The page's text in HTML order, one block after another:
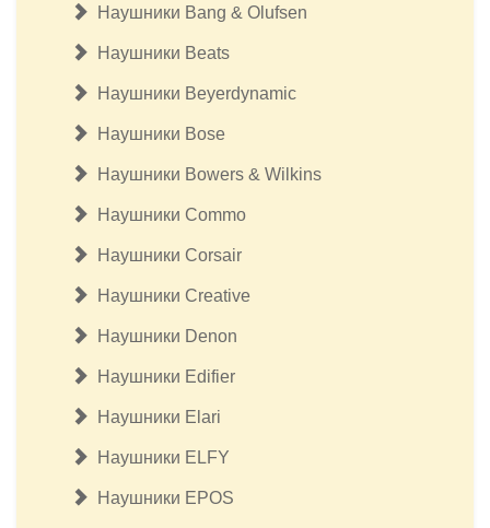
Наушники Bang & Olufsen
Наушники Beats
Наушники Beyerdynamic
Наушники Bose
Наушники Bowers & Wilkins
Наушники Commo
Наушники Corsair
Наушники Creative
Наушники Denon
Наушники Edifier
Наушники Elari
Наушники ELFY
Наушники EPOS